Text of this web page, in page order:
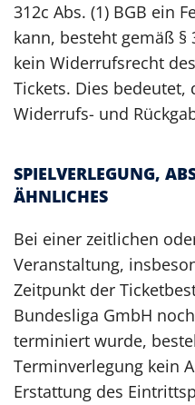
312c Abs. (1) BGB ein
kann, besteht gemäß §
kein Widerrufsrecht
Tickets. Dies bedeutet,
Widerrufs- und
SPIELVERLEGUNG,
ÄHNLICHES
Bei einer zeitlichen
Veranstaltung,
Zeitpunkt der
Bundesliga GmbH
terminiert wurde,
Terminverlegung kein
Erstattung des